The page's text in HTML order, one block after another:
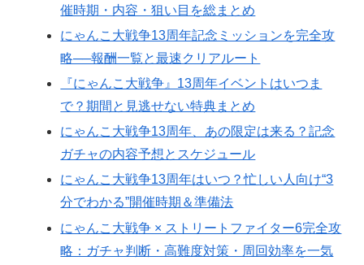
催時期・内容・狙い目を総まとめ
にゃんこ大戦争13周年記念ミッションを完全攻
略──報酬一覧と最速クリアルート
『にゃんこ大戦争』13周年イベントはいつま
で？期間と見逃せない特典まとめ
にゃんこ大戦争13周年、あの限定は来る？記念
ガチャの内容予想とスケジュール
にゃんこ大戦争13周年はいつ？忙しい人向け“3
分でわかる”開催時期＆準備法
にゃんこ大戦争 × ストリートファイター6完全攻
略：ガチャ判断・高難度対策・周回効率を一気